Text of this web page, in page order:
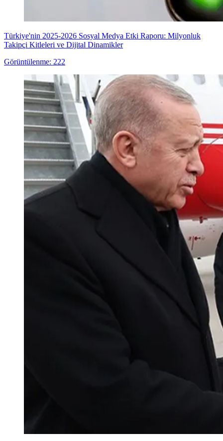
Türkiye'nin 2025-2026 Sosyal Medya Etki Raporu: Milyonluk
Takipçi Kitleleri ve Dijital Dinamikler
Görüntülenme: 222